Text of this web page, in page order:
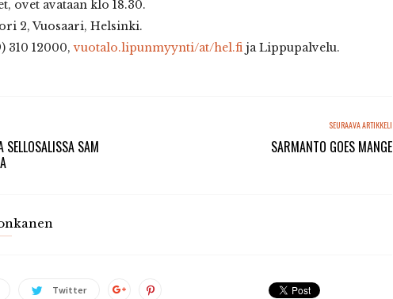
ovet avataan klo 18.30.
2, Vuosaari, Helsinki.
310 12000,vuotalo.lipunmyynti/at/hel.fi ja Lippupalvelu.
SELLOSALISSA SAM
SEURAAVA ARTIKKELI
SARMANTO GOES MANGE
Twitter